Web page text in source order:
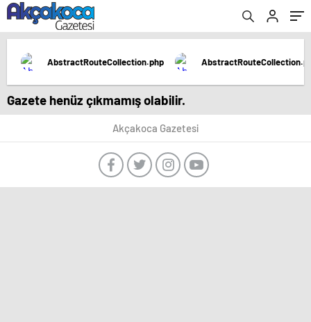
AbstractRouteCollection.php
Gazete henüz çıkmamış olabilir.
Akçakoca Gazetesi